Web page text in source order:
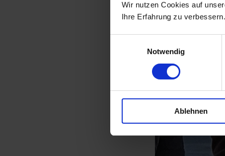
Wir nutzen Cookies auf
Ihre Erfahrung zu verbessern.
Notwendig
Ablehnen